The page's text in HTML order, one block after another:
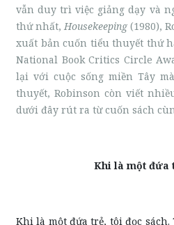
vẫn duy trì việc giảng dạy và
thứ nhất,Housekeeping(1980),
xuất bản cuốn tiểu thuyết thứ
National Book Critics Circle
lại với cuộc sống miền Tây
thuyết, Robinson còn viết
dưới đây rút ra từ cuốn sách
Khi là một đứa
Khi là một đứa trẻ, tôi đọc